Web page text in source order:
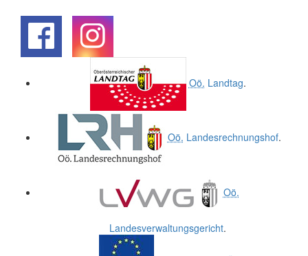
Oö. Landtag.
Oö. Landesrechnungshof.
Oö.
Landesverwaltungsgericht.